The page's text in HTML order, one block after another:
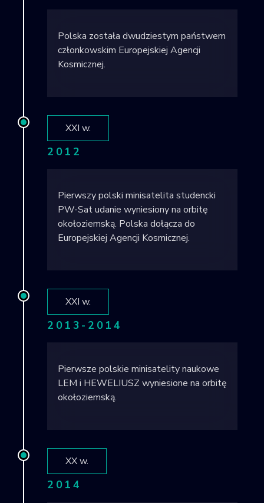
Polska została dwudziestym państwem
członkowskim Europejskiej Agencji
Kosmicznej.
2012
Pierwszy polski minisatelita studencki
PW-Sat udanie wyniesiony na orbitę
okołoziemską. Polska dołącza do
Europejskiej Agencji Kosmicznej.
XXI w.
2013-2014
Pierwsze polskie minisatelity naukowe
LEM i HEWELIUSZ wyniesione na orbitę
okołoziemską.
XXI w.
2014
XX w.